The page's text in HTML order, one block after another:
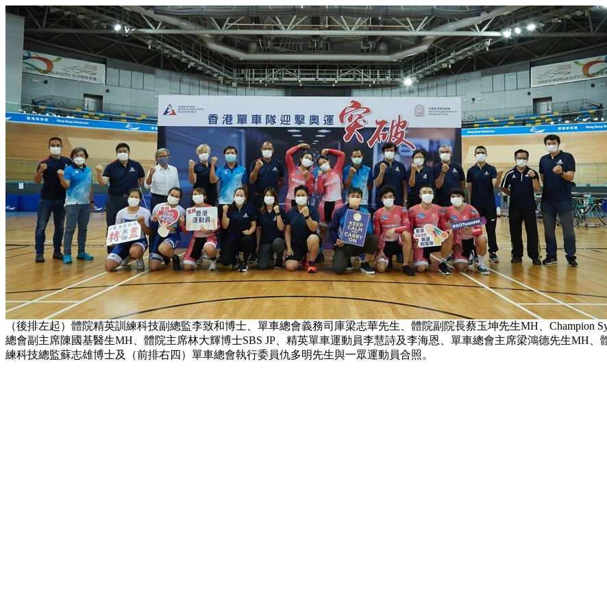
（後排左起）體院精英訓練科技副總監李致和博士、單車總會義務司庫梁志華先生、體院副院長蔡玉坤先生MH、Champion
總會副主席陳國基醫生MH、體院主席林大輝博士SBS JP、精英單車運動員李慧詩及李海恩、單車總會主席梁鴻德先生MH
練科技總監蘇志雄博士及（前排右四）單車總會執行委員仇多明先生與一眾運動員合照。